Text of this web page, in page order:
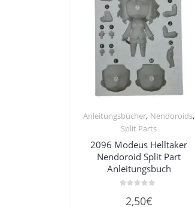
Anleitungsbücher, Nendoroids,
Split Parts
2096 Modeus Helltaker
Nendoroid Split Part
Anleitungsbuch
mit2,50€